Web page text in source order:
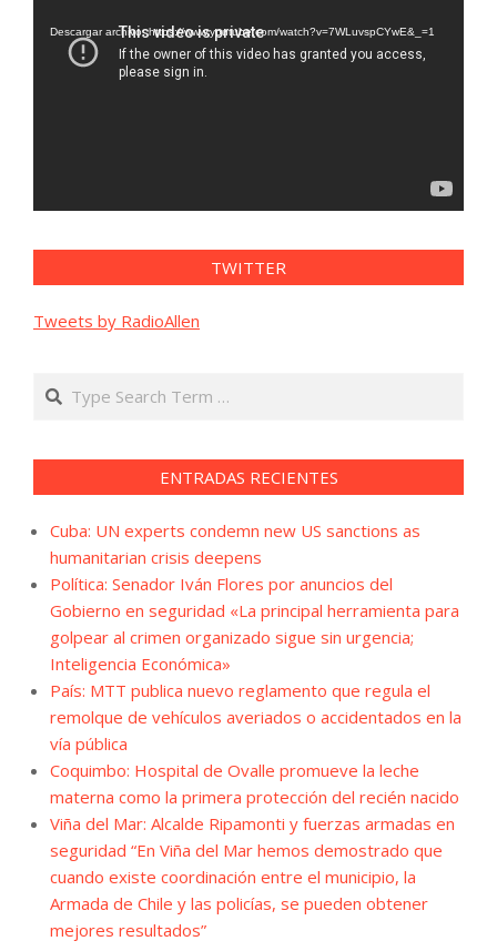
vídeo
Descargar archivo: https://www.youtube.com/watch?v=7WLuvspCYwE&_=1
TWITTER
Tweets by RadioAllen
Search
ENTRADAS RECIENTES
Cuba: UN experts condemn new US sanctions as
humanitarian crisis deepens
Política: Senador Iván Flores por anuncios del
Gobierno en seguridad «La principal herramienta para
golpear al crimen organizado sigue sin urgencia;
Inteligencia Económica»
País: MTT publica nuevo reglamento que regula el
remolque de vehículos averiados o accidentados en la
vía pública
Coquimbo: Hospital de Ovalle promueve la leche
materna como la primera protección del recién nacido
Viña del Mar: Alcalde Ripamonti y fuerzas armadas en
seguridad “En Viña del Mar hemos demostrado que
cuando existe coordinación entre el municipio, la
Armada de Chile y las policías, se pueden obtener
mejores resultados”